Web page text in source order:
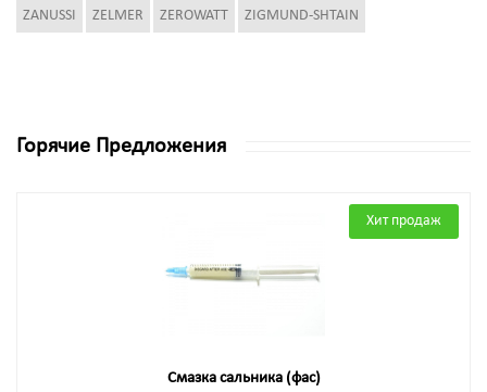
ZANUSSI ZELMER ZEROWATT ZIGMUND-SHTAIN
Горячие Предложения
Хит продаж
Смазка сальника (фас)